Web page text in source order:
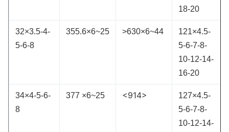
18-20
32×3.5-4-
5-6-8
355.6×6~25 >630×6~44
121×4.5-
5-6-7-8-
10-12-14-
16-20
34×4-5-6-
8
377 ×6~25 <914>
127×4.5-
5-6-7-8-
10-12-14-